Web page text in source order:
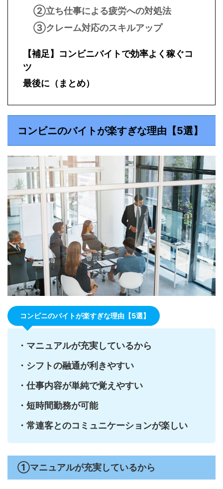
②立ち仕事による疲労への対処法
③クレーム対応のスキルアップ
【補足】コンビニバイトで効率よく稼ぐコ
ツ
最後に（まとめ）
コンビニのバイトが楽すぎな理由【5選】
コンビニのバイトが楽すぎな理由【5選】
・マニュアルが充実しているから
・シフトの融通が利きやすい
・仕事内容が単純で覚えやすい
・短時間勤務が可能
・常連客とのコミュニケーションが楽しい
①マニュアルが充実しているから